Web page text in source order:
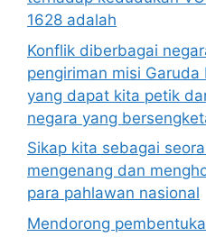
1628 adalah
Konflik diberbagai
pengiriman misi Garuda
yang dapat kita petik
negara yang
Sikap kita sebagai
mengenang dan
para pahlawan nasional
Mendorong